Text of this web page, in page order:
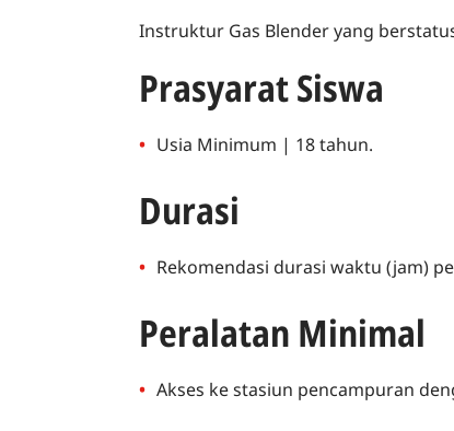
Instruktur Gas Blender yang
Prasyarat Siswa
Usia Minimum | 18 tahun.
Durasi
Rekomendasi durasi waktu (jam)
Peralatan Minimal
Akses ke stasiun pencampuran